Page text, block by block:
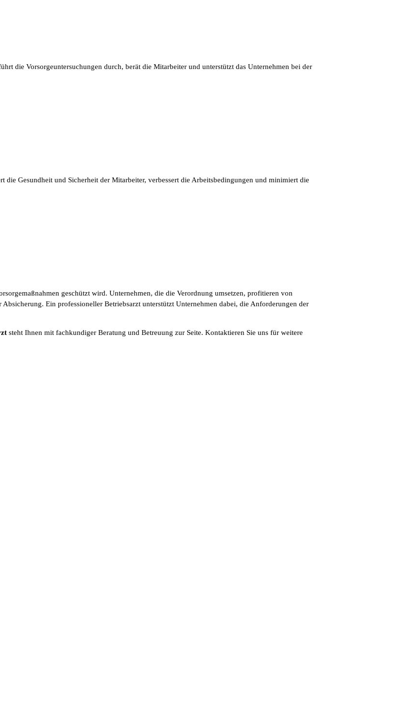
die Vorsorgeuntersuchungen durch, berät die Mitarbeiter und unterstützt das Unternehmen bei der
Gesundheit und Sicherheit der Mitarbeiter, verbessert die Arbeitsbedingungen und minimiert die
geschützt wird. Unternehmen, die die Verordnung umsetzen, profitieren von
Ein professioneller Betriebsarzt unterstützt Unternehmen dabei, die Anforderungen der
steht Ihnen mit fachkundiger Beratung und Betreuung zur Seite. Kontaktieren Sie uns für weitere